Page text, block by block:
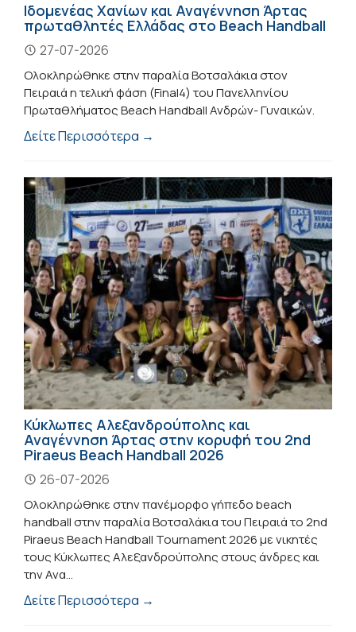
Ιδομενέας Χανίων και Αναγέννηση Άρτας
πρωταθλητές Ελλάδας στο Beach Handball
27-07-2026
Ολοκληρώθηκε στην παραλία Βοτσαλάκια στον
Πειραιά η τελική φάση (Final4) του Πανελληνίου
Πρωταθλήματος Beach Handball Ανδρών- Γυναικών.
Δείτε Περισσότερα →
Κύκλωπες Αλεξανδρούπολης και
Αναγέννηση Άρτας στην κορυφή του 2nd
Piraeus Beach Handball 2026
26-07-2026
Ολοκληρώθηκε στην πανέμορφο γήπεδο beach
handball στην παραλία Βοτσαλάκια του Πειραιά το 2nd
Piraeus Beach Handball Tournament 2026 με νικητές
τους Κύκλωπες Αλεξανδρούπολης στους άνδρες και
την Ανα...
Δείτε Περισσότερα →